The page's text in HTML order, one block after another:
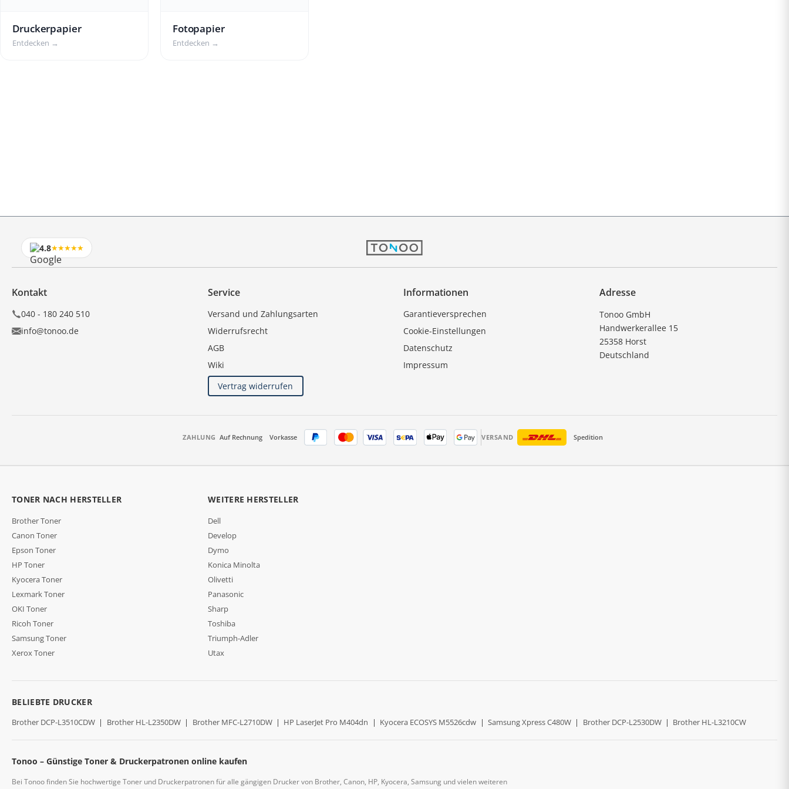
Druckerpapier
Entdecken →
Fotopapier
Entdecken →
4.8★★★★★
Kontakt
040 - 180 240 510
info@tonoo.de
Service
Versand und Zahlungsarten
Widerrufsrecht
AGB
Wiki
Vertrag widerrufen
Informationen
Garantieversprechen
Cookie-Einstellungen
Datenschutz
Impressum
Adresse
Tonoo GmbH
Handwerkerallee 15
25358 Horst
Deutschland
ZAHLUNG Auf Rechnung Vorkasse VERSAND Spedition
TONER NACH HERSTELLER
Brother Toner
Canon Toner
Epson Toner
HP Toner
Kyocera Toner
Lexmark Toner
OKI Toner
Ricoh Toner
Samsung Toner
Xerox Toner
WEITERE HERSTELLER
Dell
Develop
Dymo
Konica Minolta
Olivetti
Panasonic
Sharp
Toshiba
Triumph-Adler
Utax
BELIEBTE DRUCKER
Brother DCP-L3510CDW | Brother HL-L2350DW | Brother MFC-L2710DW | HP LaserJet Pro M404dn | Kyocera ECOSYS M5526cdw | Samsung Xpress C480W | Brother DCP-L2530DW | Brother HL-L3210CW
Tonoo – Günstige Toner & Druckerpatronen online kaufen
Bei Tonoo finden Sie hochwertige Toner und Druckerpatronen für alle gängigen Drucker von Brother, Canon, HP, Kyocera, Samsung und vielen weiteren